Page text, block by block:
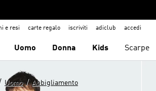
e resi carte regalo iscriviti adiclub accedi
Uomo Donna Kids Scarpe
Uomo / Abbigliamento